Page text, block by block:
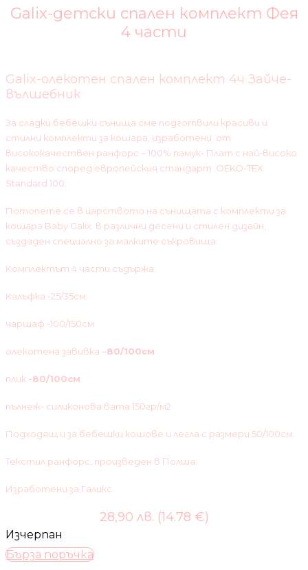
Galix-детски спален комплект Фея
4 части
Galix-олекотен спален комплект 4ч Зайче-
вълшебник
За сладки бебешки сънища сме подготвили красиви и
стилни комплекти за кошара, изработени от
висококачествен ранфорс – 100% памук- Плат с най-високо
качество според европейския стандарт OEKO-TEX
Standard 100.
Потопете се в царството на сънищата с комплекти за
кошара Baby Galix в различни десени и стилен дизайн,
създаден специално за малките съкровища.
Комплектът 4 части съдържа:
Калъфка -25/35см
чаршаф -100/150см
олекотена завивка –80/100см
плик -80/100см
пълнеж- силиконова вата 150гр/м2
Подходящ и за бебешки кошове и легла с размери 50/100см.
Текстил ранфорс, произведен в Полша.
Изработени за Галикс.
28,90 лв. (14.78 €)
Изчерпан
Бърза поръчка